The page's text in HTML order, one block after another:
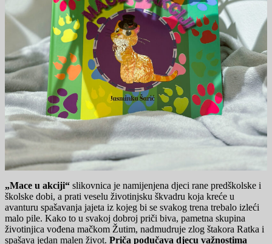
„Mace u akciji“ slikovnica je namijenjena djeci rane predškolske i
školske dobi, a prati veselu životinjsku škvadru koja kreće u
avanturu spašavanja jajeta iz kojeg bi se svakog trena trebalo izleći
malo pile. Kako to u svakoj dobroj priči biva, pametna skupina
životinjica vođena mačkom Žutim, nadmudruje zlog štakora Ratka i
spašava jedan malen život. Priča podučava djecu važnostima